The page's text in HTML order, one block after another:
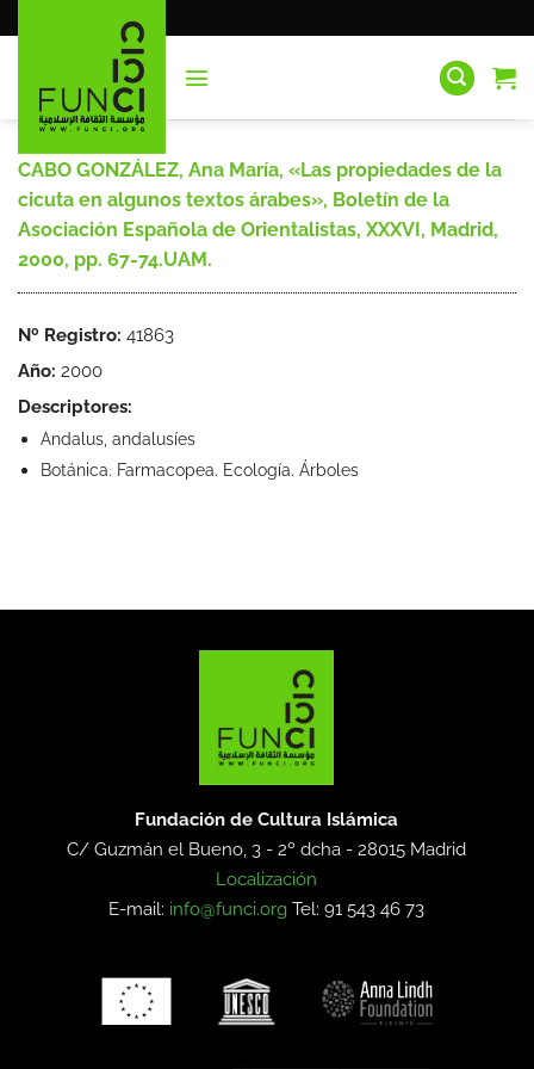
al
CABO GONZÁLEZ, Ana María, «Las propiedades de la
cicuta en algunos textos árabes», Boletín de la
Asociación Española de Orientalistas, XXXVI, Madrid,
2000, pp. 67-74.UAM.
Nº Registro: 41863
Año: 2000
Descriptores:
Andalus, andalusíes
Botánica. Farmacopea. Ecología. Árboles
Fundación de Cultura Islámica
C/ Guzmán el Bueno, 3 - 2º dcha -28015 Madrid
Localización
E-mail: info@funci.org Tel: 91 543 46 73